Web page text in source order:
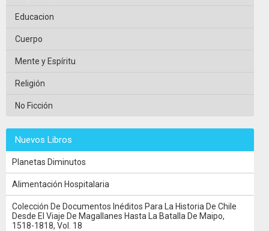
Educacion
Cuerpo
Mente y Espíritu
Religión
No Ficción
Nuevos Libros
Planetas Diminutos
Alimentación Hospitalaria
Colección De Documentos Inéditos Para La Historia De Chile
Desde El Viaje De Magallanes Hasta La Batalla De Maipo,
1518-1818, Vol. 18